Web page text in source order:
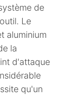
de
Le
aluminium
la
d'attaque
qu'un